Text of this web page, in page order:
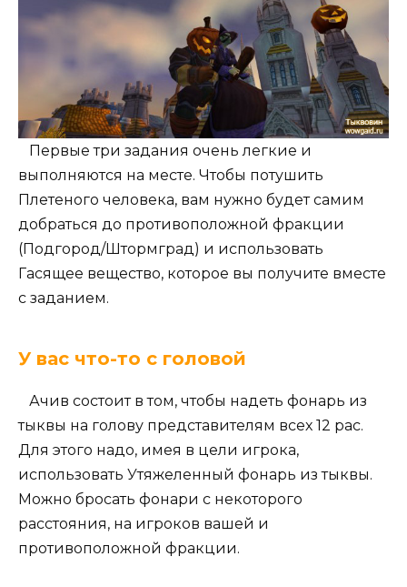
Первые три задания очень легкие и
выполняются на месте. Чтобы потушить
Плетеного человека, вам нужно будет самим
добраться до противоположной фракции
(Подгород/Штормград) и использовать
Гасящее вещество, которое вы получите вместе
с заданием.
У вас что-то с головой
Ачив состоит в том, чтобы надеть фонарь из
тыквы на голову представителям всех 12 рас.
Для этого надо, имея в цели игрока,
использовать Утяжеленный фонарь из тыквы.
Можно бросать фонари с некоторого
расстояния, на игроков вашей и
противоположной фракции.